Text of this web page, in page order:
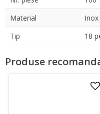
Material
Inox
Tip
18
Produse